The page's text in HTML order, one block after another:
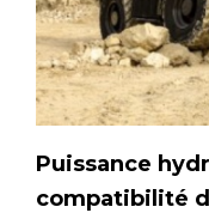
Puissance
compatibilité